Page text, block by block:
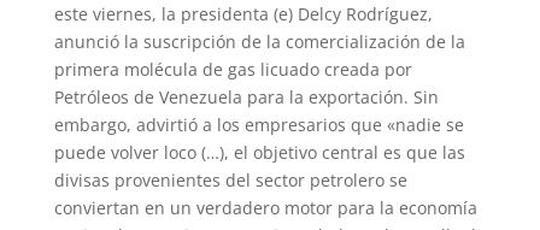
este viernes, la presidenta (e) Delcy Rodríguez,
anunció la suscripción de la comercialización de la
primera molécula de gas licuado creada por
Petróleos de Venezuela para la exportación. Sin
embargo, advirtió a los empresarios que «nadie se
puede volver loco (…), el objetivo central es que las
divisas provenientes del sector petrolero se
conviertan en un verdadero motor para la economía